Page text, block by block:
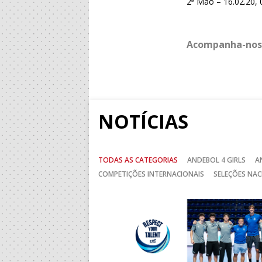
Acompanha-
NOTÍCIAS
TODAS AS CATEGORIAS ANDEBOL 4 GIRLS
COMPETIÇÕES INTERNACIONAIS
SELEÇÕES